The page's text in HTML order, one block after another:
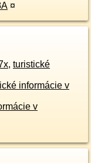
¤
, turistické
informácie v
v